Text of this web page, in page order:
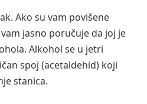
Ako su vam povišene
jasno poručuje da joj je
Alkohol se u jetri
spoj (acetaldehid) koji
stanica.